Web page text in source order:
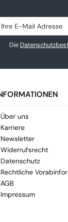
Die
Über uns
Karriere
Newsletter
Widerrufsrecht
Datenschutz
Rechtliche
AGB
Impressum